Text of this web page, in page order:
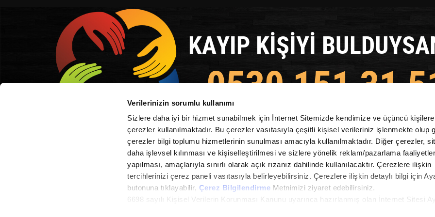
Verilerinizin sorumlu kullanımı
Sizlere daha iyi bir hizmet sunabilmek için İnternet Sitemizde kendimize ve üçüncü
çerezler kullanılmaktadır. Bu çerezler vasıtasıyla çeşitli kişisel verileriniz işlenmekte olup
çerezler bilgi toplumu hizmetlerinin sunulması amacıyla kullanılmaktadır. Diğer çerezler,
daha işlevsel kılınması ve kişiselleştirilmesi ve sizlere yönelik reklam/pazarlama
yapılması, amaçlarıyla sınırlı olarak açık rızanız dahilinde kullanılacaktır. Çerezlere ilişkin
tercihlerinizi çerez paneli vasıtasıyla belirleyebilirsiniz. Çerezlere ilişkin detaylı bilgi için
butonuna tıklayabilir, Çerez Bilgilendirme Metnimizi ziyaret edebilirsiniz.
6698 sayılı Kişisel Verilerin Korunması Kanunu uyarınca hazırlanmış olan İnternet Sitesi
KAYIP KİŞİYİ
0530 151 31
NUMARAMIZI ACİL OLARAK
Itgin insani tapdinizsa zaman itirmeden Azerbaycan nömremizi tecili zeng